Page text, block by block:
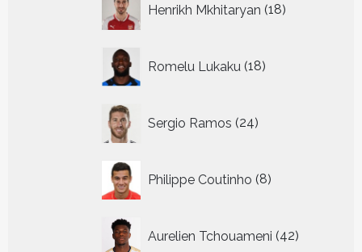
Henrikh Mkhitaryan 18
producten
Romelu Lukaku 18
producten
Sergio Ramos 24
producten
Philippe Coutinho 8
producten
Aurelien Tchouameni 42
producten